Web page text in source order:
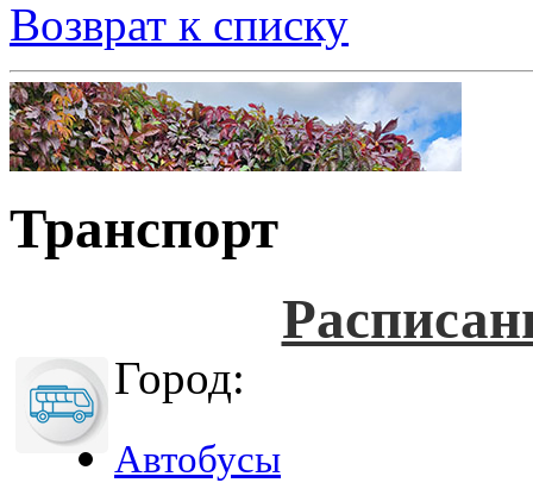
Возврат к списку
Транспорт
Город:
Автобусы